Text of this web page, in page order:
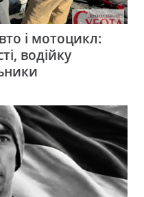
і мотоцикл:
водійку